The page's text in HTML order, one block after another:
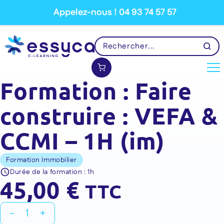
Appelez-nous ! 04 93 74 57 57
Formation : Faire
construire : VEFA &
CCMI – 1H (im)
Formation Immobilier
Durée de la formation :1h
45,00 € TTC
-
quantité
+